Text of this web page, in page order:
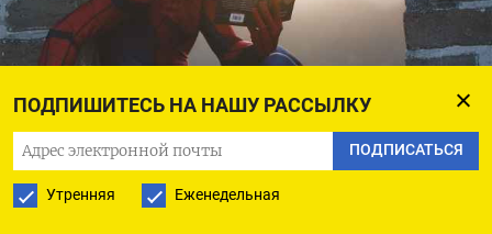
ПОДПИШИТЕСЬ НА НАШУ РАССЫЛКУ
ПОДПИСАТЬСЯ
Утренняя Еженедельная
Road Trip with Raj / unsplash